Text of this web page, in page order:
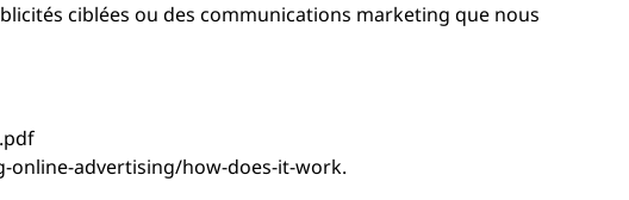
ciblées ou des communications marketing que nous
online-advertising/how-does-it-work.